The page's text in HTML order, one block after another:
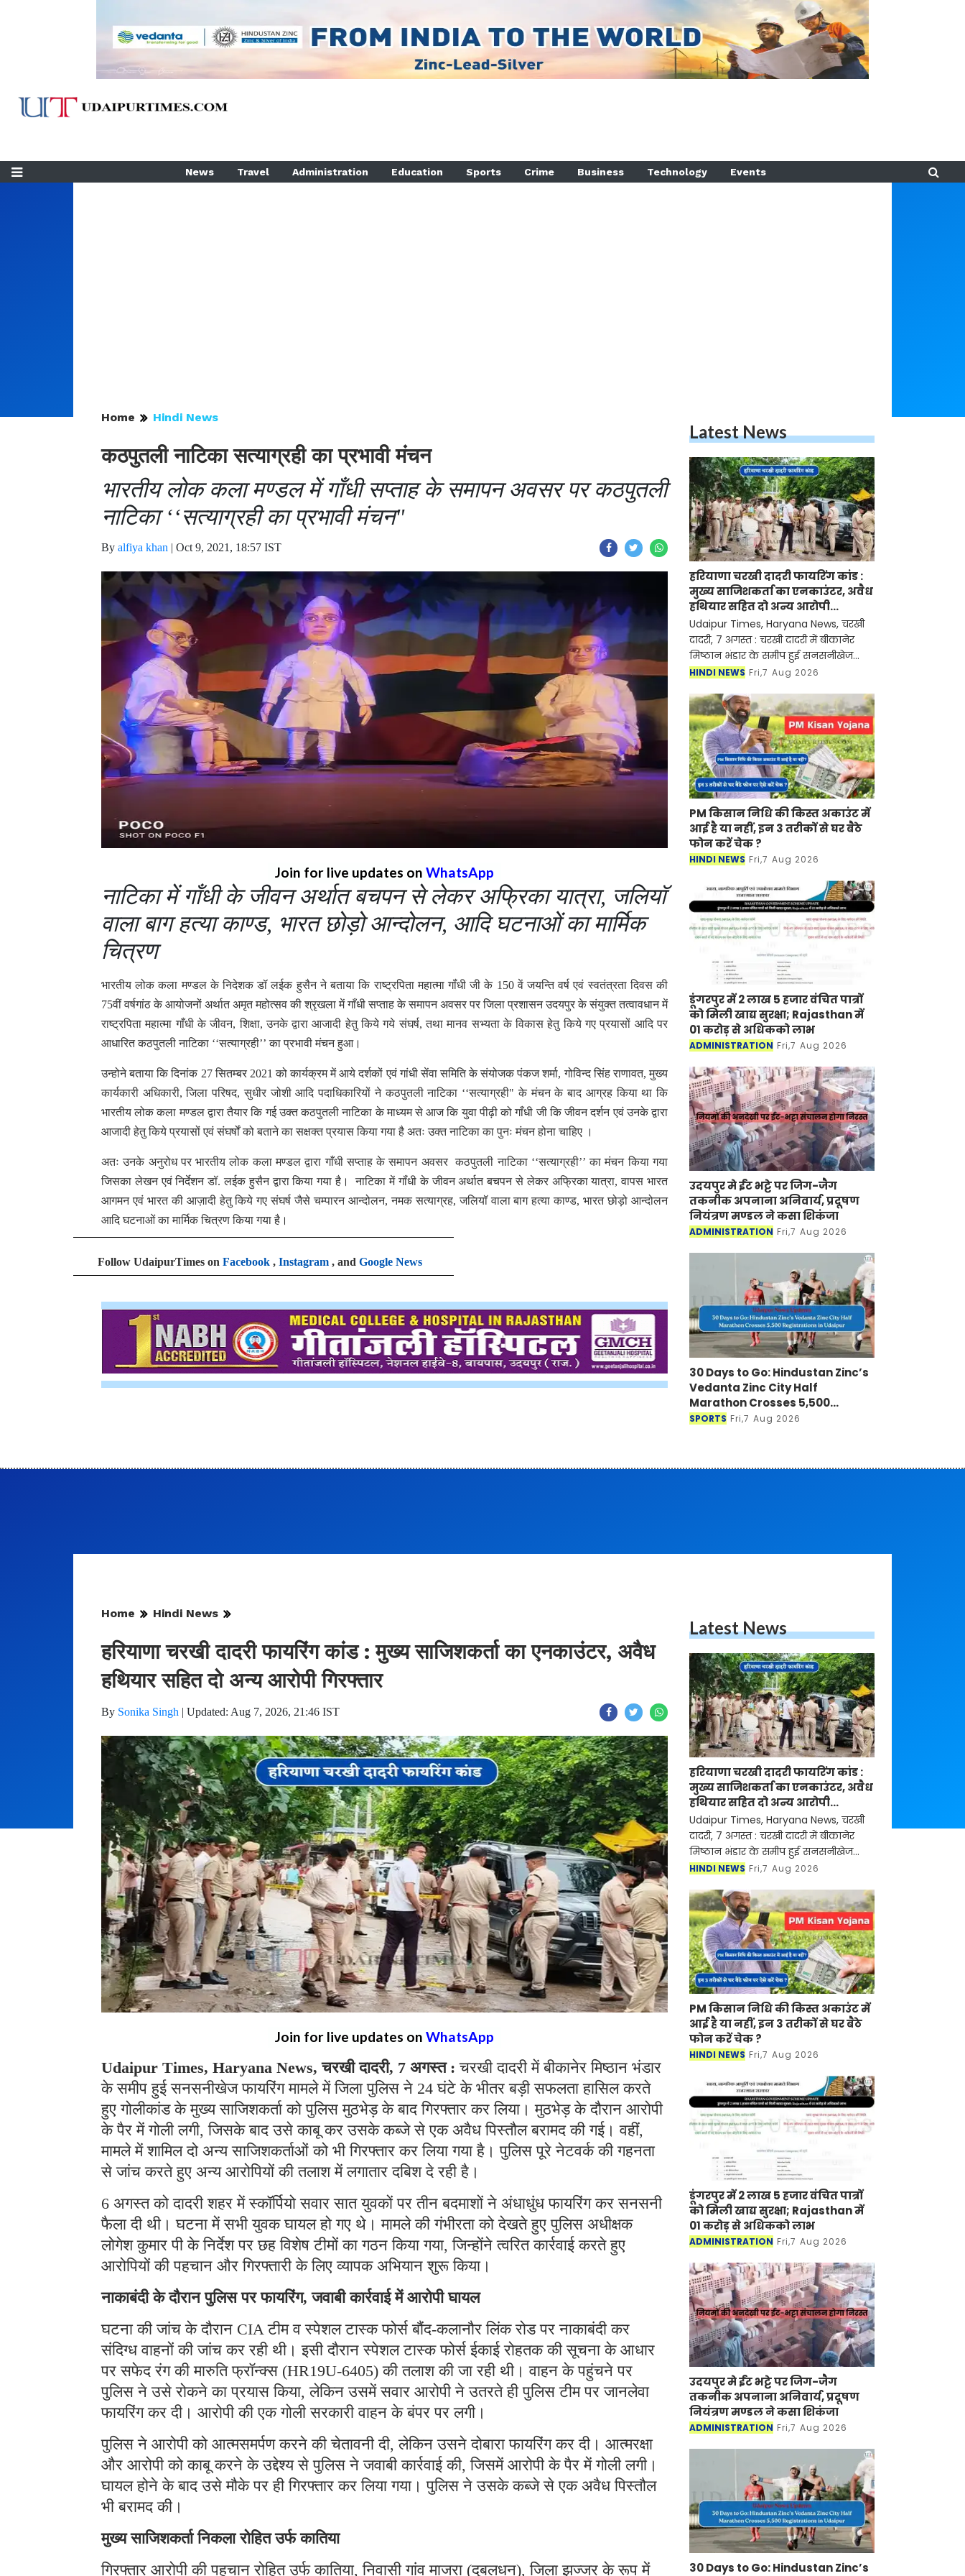
News Travel Administration Education Sports Crime Business Technology Events
Home Hindi News
कठपुतली नाटिका सत्याग्रही का प्रभावी मंचन
भारतीय लोक कला मण्डल में गाँधी सप्ताह के समापन अवसर पर कठपुतली
नाटिका ‘‘सत्याग्रही का प्रभावी मंचन"
By alfiya khan | Oct 9, 2021, 18:57 IST
Join for live updates on WhatsApp
नाटिका में गॉंधी के जीवन अर्थात बचपन से लेकर अफ्रिका यात्रा, जलियॉ
वाला बाग हत्या काण्ड, भारत छोड़ो आन्दोलन, आदि घटनाओं का मार्मिक
चित्रण
भारतीय लोक कला मण्डल के निदेशक डॉ लईक हुसैन ने बताया कि राष्ट्रपिता महात्मा गॉंधी जी के 150 वें जयन्ति वर्ष एवं स्वतंत्रता दिवस की
75वीं वर्षगांठ के आयोजनों अर्थात अमृत महोत्सव की श्रृखला में गाँधी सप्ताह के समापन अवसर पर जिला प्रशासन उदयपुर के संयुक्त तत्वावधान में
राष्ट्रपिता महात्मा गाँधी के जीवन, शिक्षा, उनके द्वारा आजादी हेतु किये गये संघर्ष, तथा मानव सभ्यता के विकास हेतु किये गए प्रयासों आदि पर
आधारित कठपुतली नाटिका ‘‘सत्याग्रही’’ का प्रभावी मंचन हुआ।
उन्होने बताया कि दिनांक 27 सितम्बर 2021 को कार्यक्रम में आये दर्शकों एवं गांधी सेंवा समिति के संयोजक पंकज शर्मा, गोविन्द सिंह राणावत, मुख्य
कार्यकारी अधिकारी, जिला परिषद, सुधीर जोशी आदि पदाधिकारियों ने कठपुतली नाटिका ‘‘सत्याग्रही" के मंचन के बाद आग्रह किया था कि
भारतीय लोक कला मण्डल द्वारा तैयार कि गई उक्त कठपुतली नाटिका के माध्यम से आज कि युवा पीढ़ी को गाँधी जी कि जीवन दर्शन एवं उनके द्वारा
आजादी हेतु किये प्रयासों एवं संघर्षों को बताने का सक्षक्त प्रयास किया गया है अतः उक्त नाटिका का पुनः मंचन होना चाहिए ।
अतः उनके अनुरोध पर भारतीय लोक कला मण्डल द्वारा गाँधी सप्ताह के समापन अवसर कठपुतली नाटिका ‘‘सत्याग्रही’’ का मंचन किया गया
जिसका लेखन एवं निर्देशन डॉ. लईक हुसैन द्वारा किया गया है। नाटिका में गॉंधी के जीवन अर्थात बचपन से लेकर अफ्रिका यात्रा, वापस भारत
आगमन एवं भारत की आज़ादी हेतु किये गए संघर्ष जैसे चम्पारन आन्दोलन, नमक सत्याग्रह, जलियॉ वाला बाग हत्या काण्ड, भारत छोड़ो आन्दोलन
आदि घटनाओं का मार्मिक चित्रण किया गया है।
Follow UdaipurTimes on Facebook , Instagram , and Google News
Latest News
हरियाणा चरखी दादरी फायरिंग कांड :
मुख्य साजिशकर्ता का एनकाउंटर, अवैध
हथियार सहित दो अन्य आरोपी
गिरफ्तार
Udaipur Times, Haryana News, चरखी
दादरी, 7 अगस्त : चरखी दादरी में बीकानेर
मिष्ठान भंडार के समीप हुई सनसनीखेज
फायरिंग मामले में जिला पुलिस ने 24 घंटे
गोलीकांड के मुख्
HINDI NEWS Fri,7 Aug 2026
PM किसान निधि की किस्त अकाउंट में
आई है या नहीं, इन 3 तरीकों से घर बैठे
फोन करें चेक ?
HINDI NEWS Fri,7 Aug 2026
डूंगरपुर में 2 लाख 5 हजार वंचित पात्रों
को मिली खाद्य सुरक्षा; Rajasthan में
01 करोड़ से अधिकको लाभ
ADMINISTRATION Fri,7 Aug 2026
उदयपुर मे ईंट भट्टे पर जिग-जैग
तकनीक अपनाना अनिवार्य, प्रदूषण
नियंत्रण मण्डल ने कसा शिकंजा
ADMINISTRATION Fri,7 Aug 2026
30 Days to Go: Hindustan Zinc’s
Vedanta Zinc City Half
Marathon Crosses 5,500
Registrations in Udaipur
SPORTS Fri,7 Aug 2026
Home Hindi News
हरियाणा चरखी दादरी फायरिंग कांड : मुख्य साजिशकर्ता का एनकाउंटर, अवैध
हथियार सहित दो अन्य आरोपी गिरफ्तार
By Sonika Singh | Updated: Aug 7, 2026, 21:46 IST
Join for live updates on WhatsApp
Udaipur Times, Haryana News, चरखी दादरी, 7 अगस्त :चरखी दादरी में बीकानेर मिष्ठान भंडार
के समीप हुई सनसनीखेज फायरिंग मामले में जिला पुलिस ने 24 घंटे के भीतर बड़ी सफलता हासिल करते
हुए गोलीकांड के मुख्य साजिशकर्ता को पुलिस मुठभेड़ के बाद गिरफ्तार कर लिया। मुठभेड़ के दौरान आरोपी
के पैर में गोली लगी, जिसके बाद उसे काबू कर उसके कब्जे से एक अवैध पिस्तौल बरामद की गई। वहीं,
मामले में शामिल दो अन्य साजिशकर्ताओं को भी गिरफ्तार कर लिया गया है। पुलिस पूरे नेटवर्क की गहनता
से जांच करते हुए अन्य आरोपियों की तलाश में लगातार दबिश दे रही है।
6 अगस्त को दादरी शहर में स्कॉर्पियो सवार सात युवकों पर तीन बदमाशों ने अंधाधुंध फायरिंग कर सनसनी
फैला दी थी। घटना में सभी युवक घायल हो गए थे। मामले की गंभीरता को देखते हुए पुलिस अधीक्षक
लोगेश कुमार पी के निर्देश पर छह विशेष टीमों का गठन किया गया, जिन्होंने त्वरित कार्रवाई करते हुए
आरोपियों की पहचान और गिरफ्तारी के लिए व्यापक अभियान शुरू किया।
नाकाबंदी के दौरान पुलिस पर फायरिंग, जवाबी कार्रवाई में आरोपी घायल
घटना की जांच के दौरान CIA टीम व स्पेशल टास्क फोर्स बौंद-कलानौर लिंक रोड पर नाकाबंदी कर
संदिग्ध वाहनों की जांच कर रही थी। इसी दौरान स्पेशल टास्क फोर्स ईकाई रोहतक की सूचना के आधार
पर सफेद रंग की मारुति फ्रॉन्क्स (HR19U-6405) की तलाश की जा रही थी। वाहन के पहुंचने पर
पुलिस ने उसे रोकने का प्रयास किया, लेकिन उसमें सवार आरोपी ने उतरते ही पुलिस टीम पर जानलेवा
फायरिंग कर दी। आरोपी की एक गोली सरकारी वाहन के बंपर पर लगी।
पुलिस ने आरोपी को आत्मसमर्पण करने की चेतावनी दी, लेकिन उसने दोबारा फायरिंग कर दी। आत्मरक्षा
और आरोपी को काबू करने के उद्देश्य से पुलिस ने जवाबी कार्रवाई की, जिसमें आरोपी के पैर में गोली लगी।
घायल होने के बाद उसे मौके पर ही गिरफ्तार कर लिया गया। पुलिस ने उसके कब्जे से एक अवैध पिस्तौल
भी बरामद की।
मुख्य साजिशकर्ता निकला रोहित उर्फ कातिया
गिरफ्तार आरोपी की पहचान रोहित उर्फ कातिया, निवासी गांव माजरा (दुबलधन), जिला झज्जर के रूप में
Latest News
हरियाणा चरखी दादरी फायरिंग कांड :
मुख्य साजिशकर्ता का एनकाउंटर, अवैध
हथियार सहित दो अन्य आरोपी
गिरफ्तार
Udaipur Times, Haryana News, चरखी
दादरी, 7 अगस्त : चरखी दादरी में बीकानेर
मिष्ठान भंडार के समीप हुई सनसनीखेज
फायरिंग मामले में जिला पुलिस ने 24 घंटे
गोलीकांड के मुख्
HINDI NEWS Fri,7 Aug 2026
PM किसान निधि की किस्त अकाउंट में
आई है या नहीं, इन 3 तरीकों से घर बैठे
फोन करें चेक ?
HINDI NEWS Fri,7 Aug 2026
डूंगरपुर में 2 लाख 5 हजार वंचित पात्रों
को मिली खाद्य सुरक्षा; Rajasthan में
01 करोड़ से अधिकको लाभ
ADMINISTRATION Fri,7 Aug 2026
उदयपुर मे ईंट भट्टे पर जिग-जैग
तकनीक अपनाना अनिवार्य, प्रदूषण
नियंत्रण मण्डल ने कसा शिकंजा
ADMINISTRATION Fri,7 Aug 2026
30 Days to Go: Hindustan Zinc’s